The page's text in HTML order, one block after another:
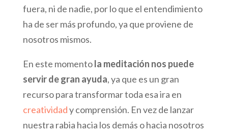
fuera, ni de nadie, por lo que el entendimiento
ha de ser más profundo, ya que proviene de
nosotros mismos.
En este momentola meditación nos puede
servir de gran ayuda, ya que es un gran
recurso para transformar toda esa ira en
creatividady comprensión. En vez de lanzar
nuestra rabia hacia los demás o hacia nosotros